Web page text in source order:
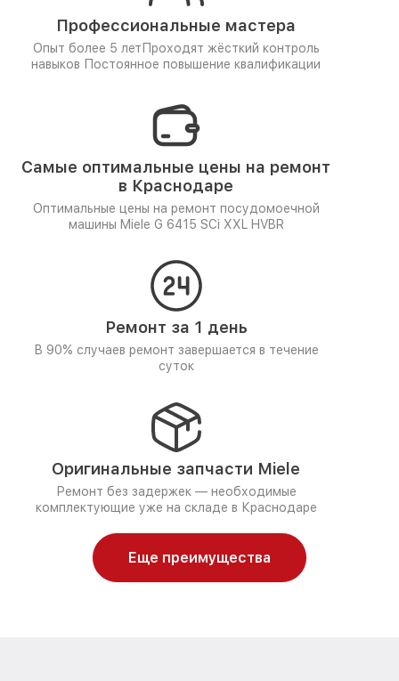
Профессиональные мастера
Опыт более 5 лет Проходят жёсткий контроль
навыков Постоянное повышение квалификации
Самые оптимальные цены на ремонт
в Краснодаре
Оптимальные цены на ремонт посудомоечной
машины Miele G 6415 SCi XXL HVBR
Ремонт за 1 день
В 90% случаев ремонт завершается в течение
суток
Оригинальные запчасти Miele
Ремонт без задержек — необходимые
комплектующие уже на складе в Краснодаре
Еще преимущества